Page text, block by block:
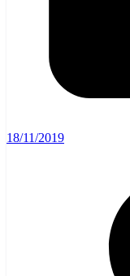
18/11/2019